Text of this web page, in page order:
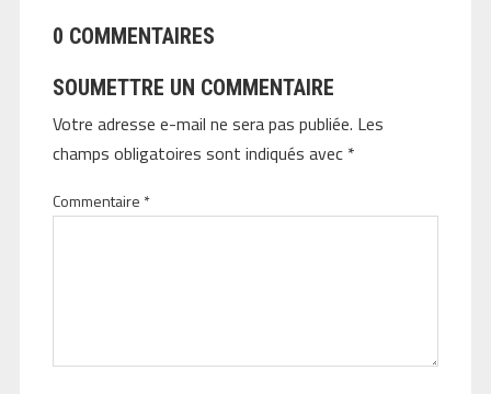
0 COMMENTAIRES
SOUMETTRE UN COMMENTAIRE
Votre adresse e-mail ne sera pas publiée. Les
champs obligatoires sont indiqués avec *
Commentaire *